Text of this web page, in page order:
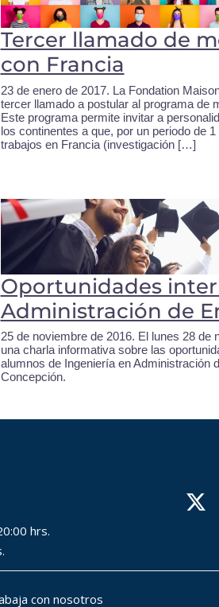
Tercer llamado de
con Francia
23 de enero de 2017. La Fondation
tercer llamado a postular al programa de
Este programa permite invitar a
los continentes a que, por un periodo de
trabajos en Francia (investigación […]
Oportunidades
Administración de
25 de noviembre de 2016. El lunes 28
una charla informativa sobre las
alumnos de Ingeniería en Administración
Concepción.